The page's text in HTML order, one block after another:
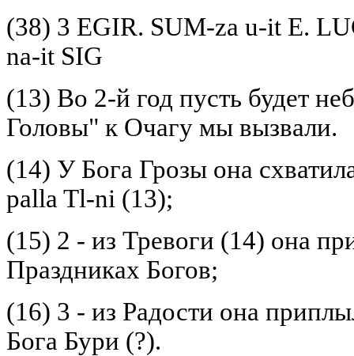
(38) 3 EGIR. SUM-za u-it Е.
na-it SIG
(13) Bo 2-й год пусть будет
Головы" к Очагу мы вызвали.
(14) У Бога Грозы она
palla Tl-ni (13);
(15) 2 - из Тревоги (14) она
Праздниках Богов;
(16) 3 - из Радости она
Бога Бури (?).